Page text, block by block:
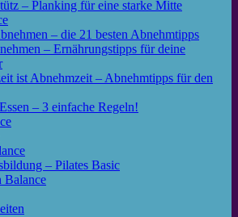
– Planking für eine starke Mitte
– die 21 besten Abnehmtipps
– Ernährungstipps für deine
ist Abnehmzeit – Abnehmtipps für den
– 3 einfache Regeln!
– Pilates Basic
Balance